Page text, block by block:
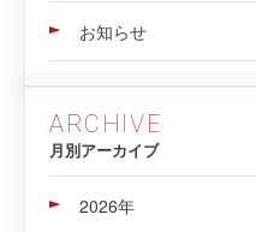
お知らせ
ARCHIVE
月別アーカイブ
2026年